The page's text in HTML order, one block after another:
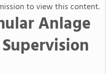
to view this content.
Anlage